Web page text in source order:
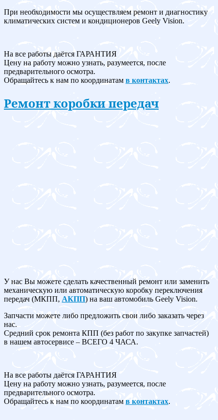
При необходимости мы осуществляем ремонт и диагностику
климатических систем и кондиционеров Geely Vision.
На все работы даётся ГАРАНТИЯ
Цену на работу можно узнать, разумеется, после
предварительного осмотра.
Обращайтесь к нам по координатам в контактах.
Ремонт коробки передач
У нас Вы можете сделать качественный ремонт или заменить
механическую или автоматическую коробку переключения
передач (МКПП, АКПП) на ваш автомобиль Geely Vision.
Запчасти можете либо предложить свои либо заказать через
нас.
Средний срок ремонта КПП (без работ по закупке запчастей)
в нашем автосервисе – ВСЕГО 4 ЧАСА.
На все работы даётся ГАРАНТИЯ
Цену на работу можно узнать, разумеется, после
предварительного осмотра.
Обращайтесь к нам по координатам в контактах.